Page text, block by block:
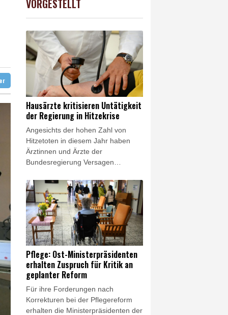
Windparkprojekte in den USA auf
Attacke
-0.25%
VORGESTELLT
Hausärzte kritisieren Untätigkeit
der Regierung in Hitzekrise
Angesichts der hohen Zahl von
Hitzetoten in diesem Jahr haben
Ärztinnen und Ärzte der
Bundesregierung Versagen
nichts passiert", sagte die
Vorsitzende des Hausärztinnen- und
Hausärzteverbands, Nicola
Buhlinger-Göpfarth, der
"Rheinischen Post"
(Freitagsausgabe). Sie äußerte sich
anlässlich der Bekanntgabe neuer
Daten des Robert-Koch-Instituts
(RKI), wonach in diesem Jahr in
Deutschland bereits fast 12.000
Hitzetote zu verzeichnen sind.
Pflege: Ost-Ministerpräsidenten
erhalten Zuspruch für Kritik an
geplanter Reform
Für ihre Forderungen nach
Korrekturen bei der Pflegereform
erhalten die Ministerpräsidenten der